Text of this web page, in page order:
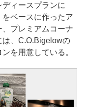
ィースプランに
ベースに作ったア
プレミアムコーナ
、C.O.Bigelowの
を用意している。